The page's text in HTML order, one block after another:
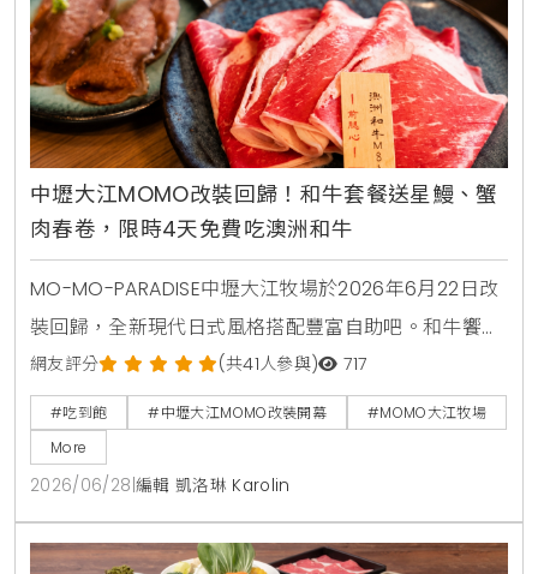
中壢大江MOMO改裝回歸！和牛套餐送星鰻、蟹
肉春卷，限時4天免費吃澳洲和牛
MO-MO-PARADISE中壢大江牧場於2026年6月22日改
裝回歸，全新現代日式風格搭配豐富自助吧。和牛饗宴
套餐同步推出星鰻一本揚與蟹肉奶油春卷兩款全新一品
料理。6月22日至6月25日限時4天，每日前50名現場
排隊入場用餐者，免費送澳洲和牛肉盤一份。
網友評分 (共41人參與) 717
#吃到飽 #中壢大江MOMO改裝開幕
#MOMO大江牧場
More
2026/06/28 編輯 凱洛琳 Karolin